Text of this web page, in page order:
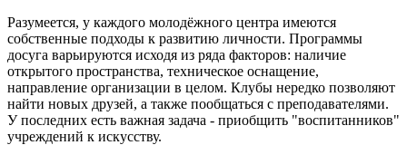
Разумеется, у каждого молодёжного центра имеются
собственные подходы к развитию личности. Программы
досуга варьируются исходя из ряда факторов: наличие
открытого пространства, техническое оснащение,
направление организации в целом. Клубы нередко позволяют
найти новых друзей, а также пообщаться с преподавателями.
У последних есть важная задача - приобщить "воспитанников"
учреждений к искусству.